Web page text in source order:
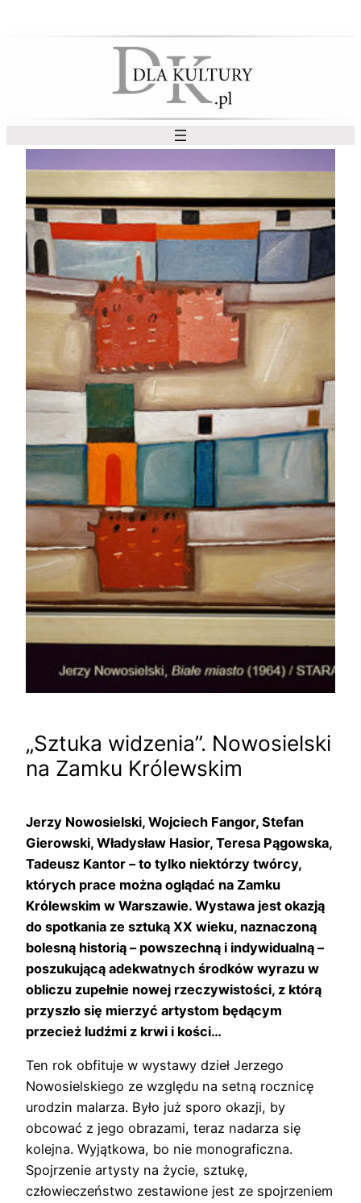
„Sztuka widzenia”. Nowosielski
na Zamku Królewskim
Jerzy Nowosielski, Wojciech Fangor, Stefan
Gierowski, Władysław Hasior, Teresa Pągowska,
Tadeusz Kantor – to tylko niektórzy twórcy,
których prace można oglądać na Zamku
Królewskim w Warszawie. Wystawa jest okazją
do spotkania ze sztuką XX wieku, naznaczoną
bolesną historią – powszechną i indywidualną –
poszukującą adekwatnych środków wyrazu w
obliczu zupełnie nowej rzeczywistości, z którą
przyszło się mierzyć artystom będącym
przecież ludźmi z krwi i kości…
Ten rok obfituje w wystawy dzieł Jerzego
Nowosielskiego ze względu na setną rocznicę
urodzin malarza. Było już sporo okazji, by
obcować z jego obrazami, teraz nadarza się
kolejna. Wyjątkowa, bo nie monograficzna.
Spojrzenie artysty na życie, sztukę,
człowieczeństwo zestawione jest ze spojrzeniem